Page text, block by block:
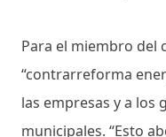
Para el miembro del
“contrarreforma
las empresas y a los
municipales. “Esto